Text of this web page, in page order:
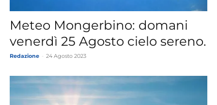
Meteo Mongerbino: domani
venerdì 25 Agosto cielo sereno.
Redazione 24 Agosto 2023